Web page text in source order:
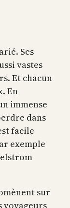
Ses
vastes
Et chacun
En
immense
dans
facile
exemple
sur